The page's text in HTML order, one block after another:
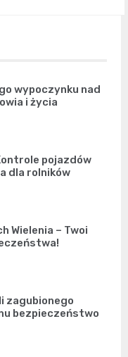
wypoczynku nad
i życia
pojazdów
dla rolników
Wielenia – Twoi
zagubionego
bezpieczeństwo